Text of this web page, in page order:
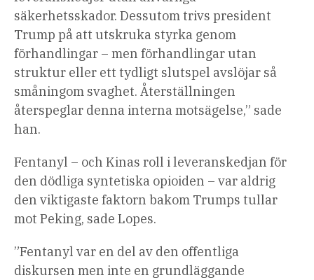
säkerhetsskador. Dessutom trivs president
Trump på att utskruka styrka genom
förhandlingar – men förhandlingar utan
struktur eller ett tydligt slutspel avslöjar så
småningom svaghet. Återställningen
återspeglar denna interna motsägelse,” sade
han.
Fentanyl – och Kinas roll i leveranskedjan för
den dödliga syntetiska opioiden – var aldrig
den viktigaste faktorn bakom Trumps tullar
mot Peking, sade Lopes.
”Fentanyl var en del av den offentliga
diskursen men inte en grundläggande